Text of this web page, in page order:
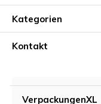
Kategorien
Kontakt
VerpackungenXL